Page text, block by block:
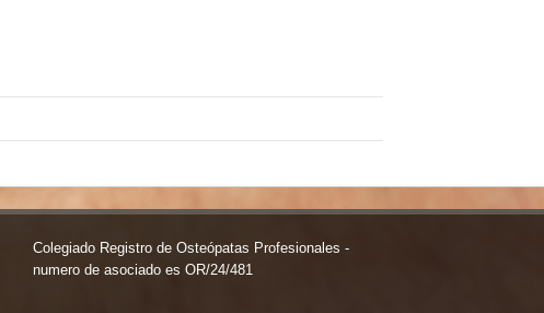
Colegiado Registro de Osteópatas Profesionales -
numero de asociado es OR/24/481